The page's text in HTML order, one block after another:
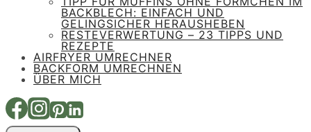
BACKBLECH: EINFACH UND
GELINGSICHER HERAUSHEBEN
RESTEVERWERTUNG – 23 TIPPS UND
REZEPTE
AIRFRYER UMRECHNER
BACKFORM UMRECHNEN
ÜBER MICH